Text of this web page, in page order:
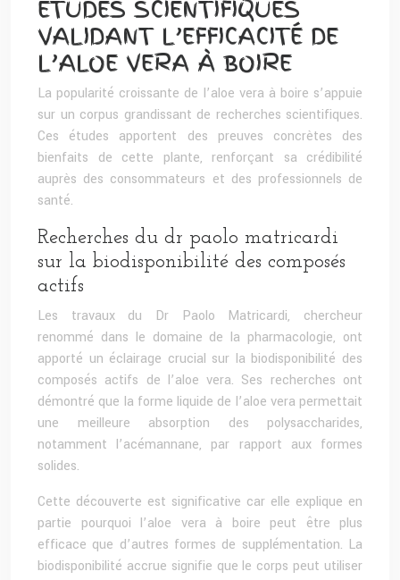
ÉTUDES SCIENTIFIQUES
VALIDANT L’EFFICACITÉ DE
L’ALOE VERA À BOIRE
La popularité croissante de l’aloe vera à boire s’appuie
sur un corpus grandissant de recherches scientifiques.
Ces études apportent des preuves concrètes des
bienfaits de cette plante, renforçant sa crédibilité
auprès des consommateurs et des professionnels de
santé.
Recherches du dr paolo matricardi
sur la biodisponibilité des composés
actifs
Les travaux du Dr Paolo Matricardi, chercheur
renommé dans le domaine de la pharmacologie, ont
apporté un éclairage crucial sur la biodisponibilité des
composés actifs de l’aloe vera. Ses recherches ont
démontré que la forme liquide de l’aloe vera permettait
une meilleure absorption des polysaccharides,
notamment l’acémannane, par rapport aux formes
solides.
Cette découverte est significative car elle explique en
partie pourquoi l’aloe vera à boire peut être plus
efficace que d’autres formes de supplémentation. La
biodisponibilité accrue signifie que le corps peut utiliser